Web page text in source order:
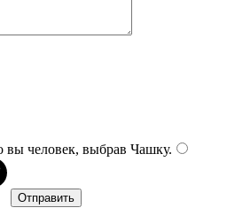
вы человек, выбрав Чашку.